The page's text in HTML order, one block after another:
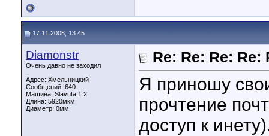
17.11.2008, 13:45
Diamonstr
Очень давно не заходил
Адрес: Хмельницкий
Сообщений: 640
Машина: Slavuta 1.2
Длина: 5920мкм
Диаметр: 0мм
Re: Re: Re:
Я приношу
прочтение
доступ к